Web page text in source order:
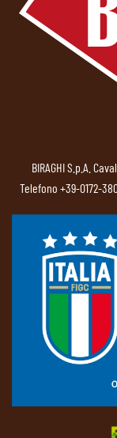
BIRAGHI S.p.A.
Telefono +39-0172-